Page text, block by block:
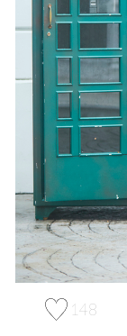
148